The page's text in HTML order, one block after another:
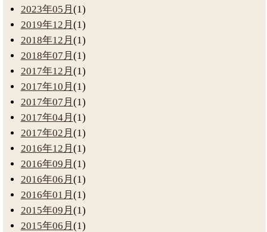
2023年05月 (1)
2019年12月 (1)
2018年12月 (1)
2018年07月 (1)
2017年12月 (1)
2017年10月 (1)
2017年07月 (1)
2017年04月 (1)
2017年02月 (1)
2016年12月 (1)
2016年09月 (1)
2016年06月 (1)
2016年01月 (1)
2015年09月 (1)
2015年06月 (1)